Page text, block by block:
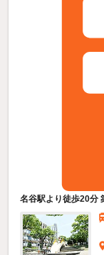
名谷駅より徒歩20分